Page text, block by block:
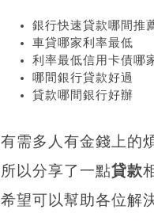
銀行快速貸款哪間推
車貸哪家利率最低
利率最低信用卡債哪
哪間銀行貸款好過
貸款哪間銀行好辦
有需多人有金錢上的
所以分享了一點貸款
希望可以幫助各位解